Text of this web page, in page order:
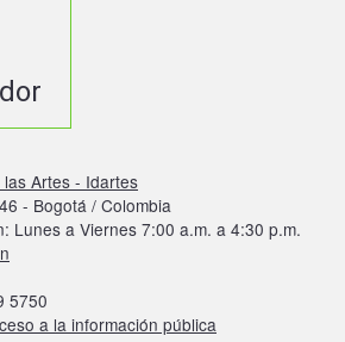
Artes - Idartes
- Bogotá / Colombia
Lunes a Viernes 7:00 a.m. a 4:30 p.m.
5750
a la información pública